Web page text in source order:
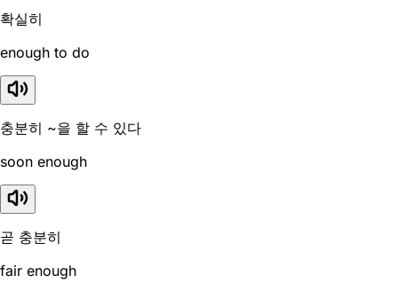
확실히
enough to do
충분히 ~을 할 수 있다
soon enough
곧 충분히
fair enough